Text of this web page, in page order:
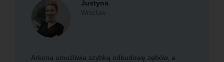
Justyna
Wrocław
Arkona umożliwia szybką odbudowę zębów, a